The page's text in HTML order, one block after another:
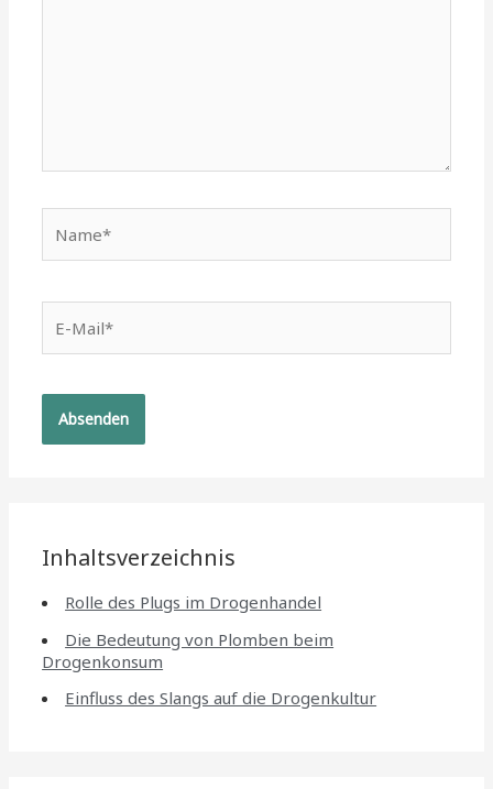
Mail*
Inhaltsverzeichnis
Rolle des Plugs im Drogenhandel
Die Bedeutung von Plomben beim
Drogenkonsum
Einfluss des Slangs auf die Drogenkultur